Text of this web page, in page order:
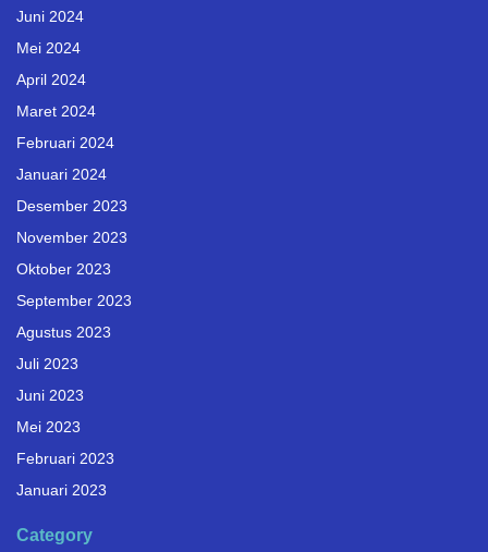
Juni 2024
Mei 2024
April 2024
Maret 2024
Februari 2024
Januari 2024
Desember 2023
November 2023
Oktober 2023
September 2023
Agustus 2023
Juli 2023
Juni 2023
Mei 2023
Februari 2023
Januari 2023
Category